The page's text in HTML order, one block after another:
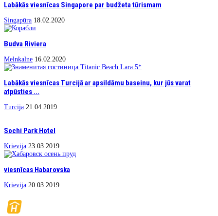
Labākās viesnīcas Singapore par budžeta tūrismam
Singapūra 18.02.2020
Budva Riviera
Melnkalne 16.02.2020
Labākās viesnīcas Turcijā ar apsildāmu baseinu, kur jūs varat
atpūsties ...
Turcija 21.04.2019
Sochi Park Hotel
Krievija 23.03.2019
viesnīcas Habarovska
Krievija 20.03.2019